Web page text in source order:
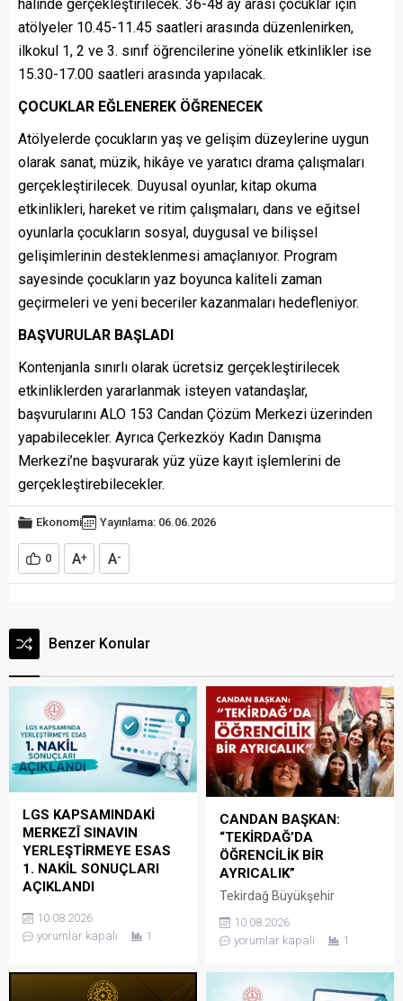
halinde gerçekleştirilecek. 36-48 ay arası çocuklar için
atölyeler 10.45-11.45 saatleri arasında düzenlenirken,
ilkokul 1, 2 ve 3. sınıf öğrencilerine yönelik etkinlikler ise
15.30-17.00 saatleri arasında yapılacak.
ÇOCUKLAR EĞLENEREK ÖĞRENECEK
Atölyelerde çocukların yaş ve gelişim düzeylerine uygun
olarak sanat, müzik, hikâye ve yaratıcı drama çalışmaları
gerçekleştirilecek. Duyusal oyunlar, kitap okuma
etkinlikleri, hareket ve ritim çalışmaları, dans ve eğitsel
oyunlarla çocukların sosyal, duygusal ve bilişsel
gelişimlerinin desteklenmesi amaçlanıyor. Program
sayesinde çocukların yaz boyunca kaliteli zaman
geçirmeleri ve yeni beceriler kazanmaları hedefleniyor.
BAŞVURULAR BAŞLADI
Kontenjanla sınırlı olarak ücretsiz gerçekleştirilecek
etkinliklerden yararlanmak isteyen vatandaşlar,
başvurularını ALO 153 Candan Çözüm Merkezi üzerinden
yapabilecekler. Ayrıca Çerkezköy Kadın Danışma
Merkezi’ne başvurarak yüz yüze kayıt işlemlerini de
gerçekleştirebilecekler.
Ekonomi Yayınlama: 06.06.2026
0 A+ A-
Benzer Konular
LGS KAPSAMINDAKİ
MERKEZÎ SINAVIN
YERLEŞTİRMEYE ESAS
1. NAKİL SONUÇLARI
AÇIKLANDI
Liselere Geçiş Sistemi
kapsamında 5 Ağustos
yerleştirme sonuçlarının
10.08.2026
yorumlar kapalı
1
CANDAN BAŞKAN:
“TEKİRDAĞ’DA
ÖĞRENCİLİK BİR
AYRICALIK”
Tekirdağ Büyükşehir
Yüceer’in modern ve genç
odaklı belediyecilik
hizmetler, Tekirdağ’ı
10.08.2026
yorumlar kapalı
1